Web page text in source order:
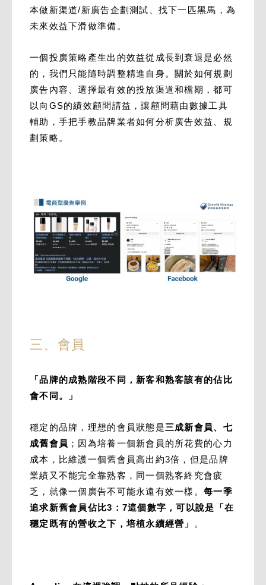
本做新渠道/新廣告企劃測試、找下一匹黑馬，為
未來效益下滑做準備。
一個投廣策略產生出的效益從成長到衰退是必然
的，我們只能隨時調整精進自身。關於如何規劃
廣告內容、選擇最有效的投放渠道和檔期，都可
以向GS的績效顧問請益，讓顧問藉由數據工具
輔助，手把手教品牌業者如何分析廣告效益、規
劃策略。
三、會員
「品牌的成熟階段不同，新客和熟客該有的佔比
會不同。」
穩定的品牌，理想的會員狀態是三成新會員、七
成舊會員 ；因為培養一個新會員的所花費的心力
成本，比維護一個舊會員高出約3倍，但是品牌
業績又不能完全靠熟客，同一個熟客終究會疲
乏，就像一個廣告不可能永遠有效一樣。每一季
追求新舊會員佔比3：7這個數字，可以說是「在
穩定既有的營收之下，培植永續經營」
。